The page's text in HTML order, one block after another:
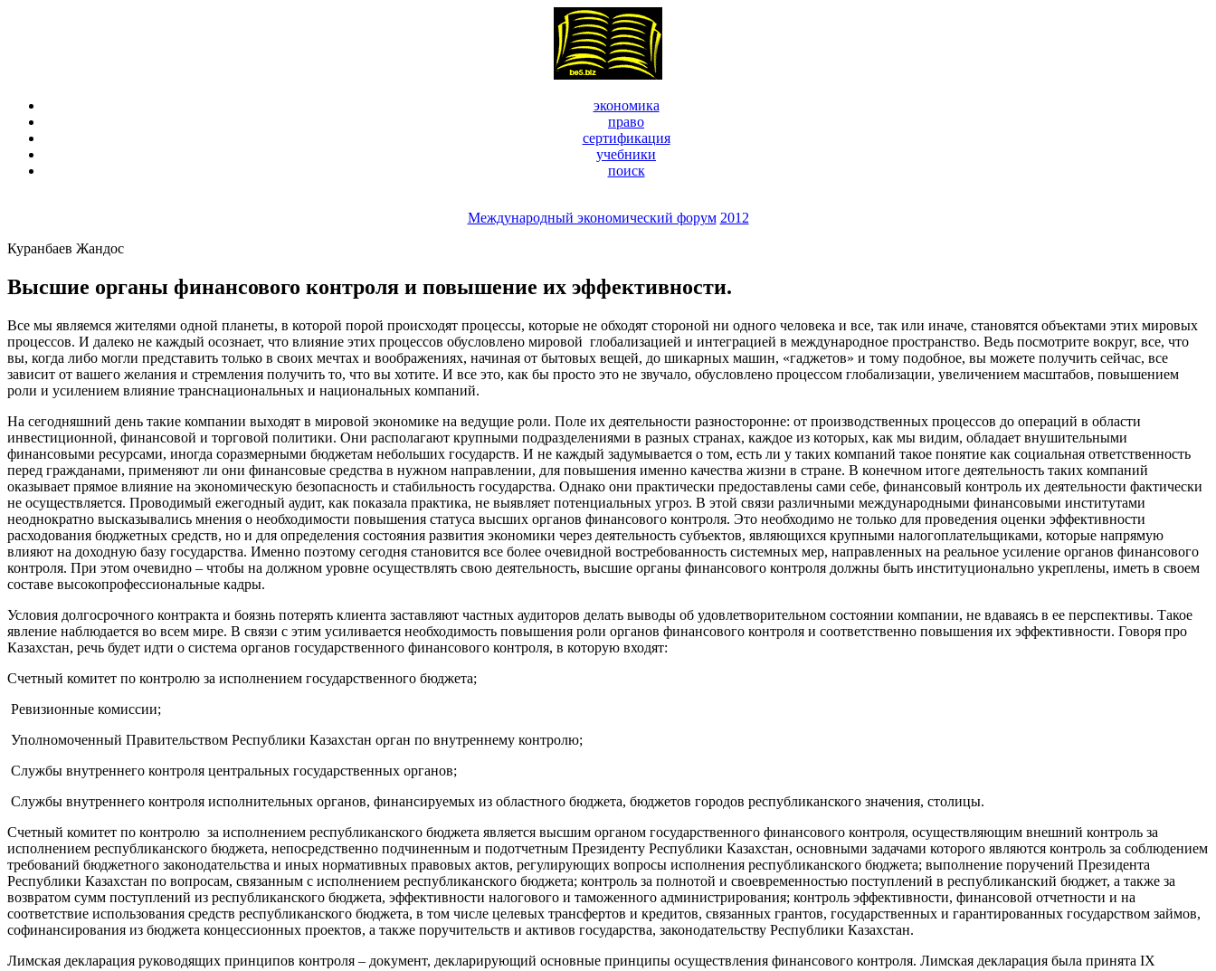
экономика
право
сертификация
учебники
поиск
Международный экономический форум 2012
Куранбаев Жандос
Высшие органы финансового контроля и повышение их эффективности.
Все мы являемся жителями одной планеты, в которой порой происходят процессы, которые не обходят стороной ни одного человека и все, так или иначе, становятся объектами этих мировых
процессов. И далеко не каждый осознает, что влияние этих процессов обусловлено мировой глобализацией и интеграцией в международное пространство. Ведь посмотрите вокруг, все, что
вы, когда либо могли представить только в своих мечтах и воображениях, начиная от бытовых вещей, до шикарных машин, «гаджетов» и тому подобное, вы можете получить сейчас, все
зависит от вашего желания и стремления получить то, что вы хотите. И все это, как бы просто это не звучало, обусловлено процессом глобализации, увеличением масштабов, повышением
роли и усилением влияние транснациональных и национальных компаний.
На сегодняшний день такие компании выходят в мировой экономике на ведущие роли. Поле их деятельности разносторонне: от производственных процессов до операций в области
инвестиционной, финансовой и торговой политики. Они располагают крупными подразделениями в разных странах, каждое из которых, как мы видим, обладает внушительными
финансовыми ресурсами, иногда соразмерными бюджетам небольших государств. И не каждый задумывается о том, есть ли у таких компаний такое понятие как социальная ответственность
перед гражданами, применяют ли они финансовые средства в нужном направлении, для повышения именно качества жизни в стране. В конечном итоге деятельность таких компаний
оказывает прямое влияние на экономическую безопасность и стабильность государства. Однако они практически предоставлены сами себе, финансовый контроль их деятельности фактически
не осуществляется. Проводимый ежегодный аудит, как показала практика, не выявляет потенциальных угроз. В этой связи различными международными финансовыми институтами
неоднократно высказывались мнения о необходимости повышения статуса высших органов финансового контроля. Это необходимо не только для проведения оценки эффективности
расходования бюджетных средств, но и для определения состояния развития экономики через деятельность субъектов, являющихся крупными налогоплательщиками, которые напрямую
влияют на доходную базу государства. Именно поэтому сегодня становится все более очевидной востребованность системных мер, направленных на реальное усиление органов финансового
контроля. При этом очевидно – чтобы на должном уровне осуществлять свою деятельность, высшие органы финансового контроля должны быть институционально укреплены, иметь в своем
составе высокопрофессиональные кадры.
Условия долгосрочного контракта и боязнь потерять клиента заставляют частных аудиторов делать выводы об удовлетворительном состоянии компании, не вдаваясь в ее перспективы. Такое
явление наблюдается во всем мире. В связи с этим усиливается необходимость повышения роли органов финансового контроля и соответственно повышения их эффективности. Говоря про
Казахстан, речь будет идти о система органов государственного финансового контроля, в которую входят:
Счетный комитет по контролю за исполнением государственного бюджета;
­ Ревизионные комиссии;
­ Уполномоченный Правительством Республики Казахстан орган по внутреннему контролю;
­ Службы внутреннего контроля центральных государственных органов;
­ Службы внутреннего контроля исполнительных органов, финансируемых из областного бюджета, бюджетов городов республиканского значения, столицы.
Счетный комитет по контролю за исполнением республиканского бюджета является высшим органом государственного финансового контроля, осуществляющим внешний контроль за
исполнением республиканского бюджета, непосредственно подчиненным и подотчетным Президенту Республики Казахстан, основными задачами которого являются контроль за соблюдением
требований бюджетного законодательства и иных нормативных правовых актов, регулирующих вопросы исполнения республиканского бюджета; выполнение поручений Президента
Республики Казахстан по вопросам, связанным с исполнением республиканского бюджета; контроль за полнотой и своевременностью поступлений в республиканский бюджет, а также за
возвратом сумм поступлений из республиканского бюджета, эффективности налогового и таможенного администрирования; контроль эффективности, финансовой отчетности и на
соответствие использования средств республиканского бюджета, в том числе целевых трансфертов и кредитов, связанных грантов, государственных и гарантированных государством займов,
софинансирования из бюджета концессионных проектов, а также поручительств и активов государства, законодательству Республики Казахстан.
Лимская декларация руководящих принципов контроля – документ, декларирующий основные принципы осуществления финансового контроля. Лимская декларация была принята IX